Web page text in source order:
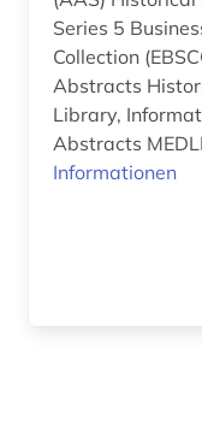
Series 5
Collection
Abstracts
Library,
Abstracts
Informationen